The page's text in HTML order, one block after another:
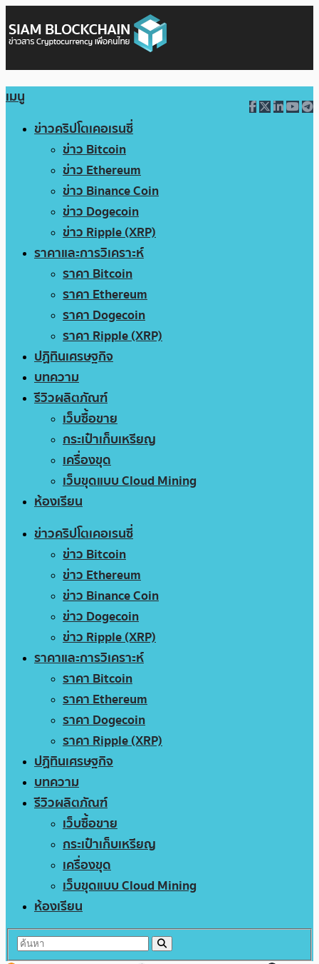
เมนู
ข่าวคริปโตเคอเรนซี่
ข่าว Bitcoin
ข่าว Ethereum
ข่าว Binance Coin
ข่าว Dogecoin
ข่าว Ripple (XRP)
ราคาและการวิเคราะห์
ราคา Bitcoin
ราคา Ethereum
ราคา Dogecoin
ราคา Ripple (XRP)
ปฏิทินเศรษฐกิจ
บทความ
รีวิวผลิตภัณฑ์
เว็บซื้อขาย
กระเป๋าเก็บเหรียญ
เครื่องขุด
เว็บขุดแบบ Cloud Mining
ห้องเรียน
ข่าวคริปโตเคอเรนซี่
ข่าว Bitcoin
ข่าว Ethereum
ข่าว Binance Coin
ข่าว Dogecoin
ข่าว Ripple (XRP)
ราคาและการวิเคราะห์
ราคา Bitcoin
ราคา Ethereum
ราคา Dogecoin
ราคา Ripple (XRP)
ปฏิทินเศรษฐกิจ
บทความ
รีวิวผลิตภัณฑ์
เว็บซื้อขาย
กระเป๋าเก็บเหรียญ
เครื่องขุด
เว็บขุดแบบ Cloud Mining
ห้องเรียน